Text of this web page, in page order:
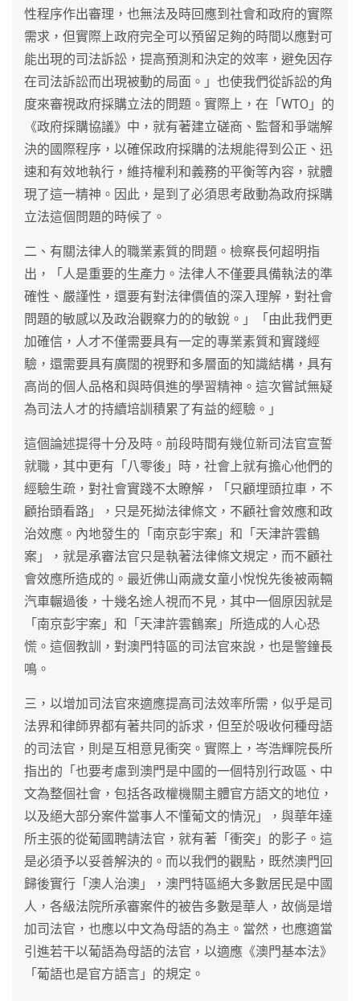
性程序作出審理，也無法及時回應到社會和政府的實際
需求，但實際上政府完全可以預留足夠的時間以應對可
能出現的司法訴訟，提高預測和決定的效率，避免因存
在司法訴訟而出現被動的局面。」也使我們從訴訟的角
度來審視政府採購立法的問題。實際上，在「WTO」的
《政府採購協議》中，就有著建立磋商、監督和爭端解
決的國際程序，以確保政府採購的法規能得到公正、迅
速和有效地執行，維持權利和義務的平衡等內容，就體
現了這一精神。因此，是到了必須思考啟動為政府採購
立法這個問題的時候了。
二、有關法律人的職業素質的問題。檢察長何超明指
出，「人是重要的生產力。法律人不僅要具備執法的準
確性、嚴謹性，還要有對法律價值的深入理解，對社會
問題的敏感以及政治觀察力的的敏銳。」「由此我們更
加確信，人才不僅需要具有一定的專業素質和實踐經
驗，還需要具有廣闊的視野和多層面的知識結構，具有
高尚的個人品格和與時俱進的學習精神。這次嘗試無疑
為司法人才的持續培訓積累了有益的經驗。」
這個論述提得十分及時。前段時間有幾位新司法官宣誓
就職，其中更有「八零後」時，社會上就有擔心他們的
經驗生疏，對社會實踐不太瞭解，「只顧埋頭拉車，不
顧抬頭看路」，只是死拗法律條文，不顧社會效應和政
治效應。內地發生的「南京彭宇案」和「天津許雲鶴
案」，就是承審法官只是執著法律條文規定，而不顧社
會效應所造成的。最近佛山兩歲女童小悅悅先後被兩輛
汽車輾過後，十幾名途人視而不見，其中一個原因就是
「南京彭宇案」和「天津許雲鶴案」所造成的人心恐
慌。這個教訓，對澳門特區的司法官來說，也是警鐘長
鳴。
三，以增加司法官來適應提高司法效率所需，似乎是司
法界和律師界都有著共同的訴求，但至於吸收何種母語
的司法官，則是互相意見衝突。實際上，岑浩輝院長所
指出的「也要考慮到澳門是中國的一個特別行政區、中
文為整個社會，包括各政權機關主體官方語文的地位，
以及絕大部分案件當事人不懂葡文的情況」，與華年達
所主張的從葡國聘請法官，就有著「衝突」的影子。這
是必須予以妥善解決的。而以我們的觀點，既然澳門回
歸後實行「澳人治澳」，澳門特區絕大多數居民是中國
人，各級法院所承審案件的被告多數是華人，故倘是增
加司法官，也應以中文為母語的為主。當然，也應適當
引進若干以葡語為母語的法官，以適應《澳門基本法》
「葡語也是官方語言」的規定。